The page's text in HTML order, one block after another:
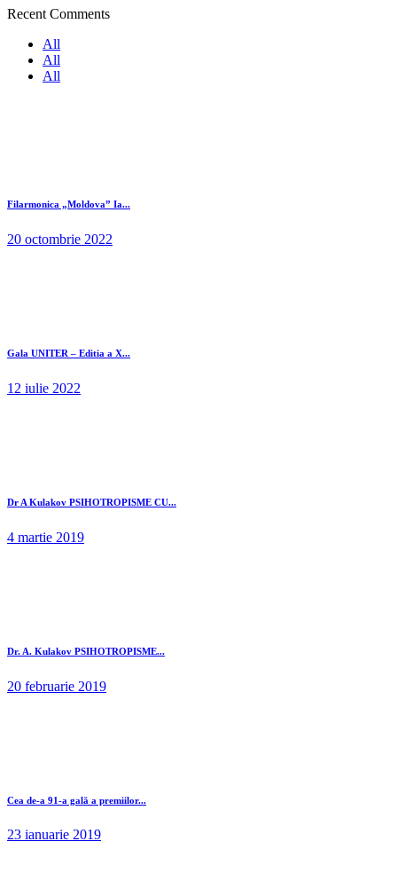
Recent Comments
All
All
All
Filarmonica „Moldova” Ia...
20 octombrie 2022
Gala UNITER – Editia a X...
12 iulie 2022
Dr A Kulakov PSIHOTROPISME CU...
4 martie 2019
Dr. A. Kulakov PSIHOTROPISME...
20 februarie 2019
Cea de-a 91-a gală a premiilor...
23 ianuarie 2019